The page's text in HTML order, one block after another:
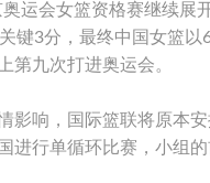
运会女篮资格赛继续展
键3分，最终中国女篮
第九次打进奥运会。
影响，国际篮联将原本
进行单循环比赛，小组